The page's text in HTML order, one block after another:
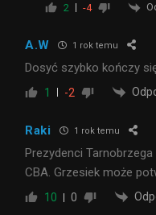
2 -4
A.W 1 rok temu
Dosyć szybko kończy
1 -2
Raki 1 rok temu
Prezydenci
CBA. Grzesiek może
10 0